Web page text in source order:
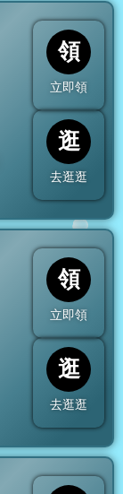
領
立即領
逛
去逛逛
領
立即領
逛
去逛逛